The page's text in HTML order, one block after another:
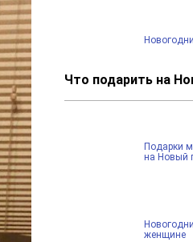
Что подарить на
Подарки
на Новый
женщине